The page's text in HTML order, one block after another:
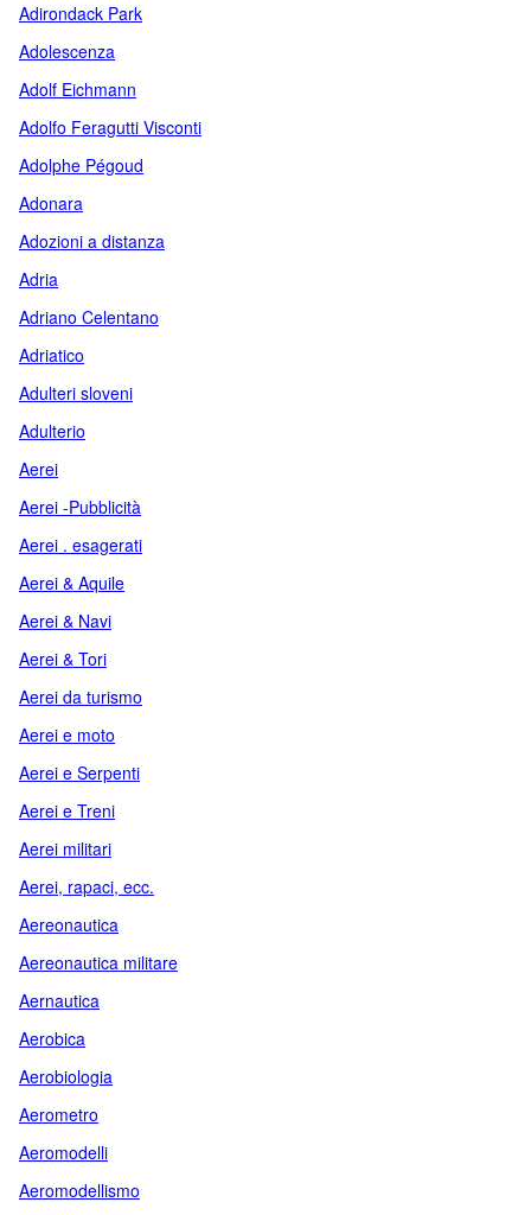
Adirondack Park
Adolescenza
Adolf Eichmann
Adolfo Feragutti Visconti
Adolphe Pégoud
Adonara
Adozioni a distanza
Adria
Adriano Celentano
Adriatico
Adulteri sloveni
Adulterio
Aerei
Aerei -Pubblicità
Aerei . esagerati
Aerei & Aquile
Aerei & Navi
Aerei & Tori
Aerei da turismo
Aerei e moto
Aerei e Serpenti
Aerei e Treni
Aerei militari
Aerei, rapaci, ecc.
Aereonautica
Aereonautica militare
Aernautica
Aerobica
Aerobiologia
Aerometro
Aeromodelli
Aeromodellismo